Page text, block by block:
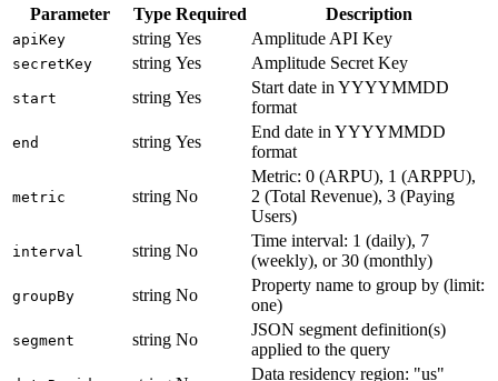
Parameter Type Required Description
apiKey string Yes Amplitude API Key
secretKey string Yes Amplitude Secret Key
start string Yes
Start date in YYYYMMDD
format
end string Yes
End date in YYYYMMDD
format
metric string No
Metric: 0 (ARPU), 1 (ARPPU),
2 (Total Revenue), 3 (Paying
Users)
interval string No
Time interval: 1 (daily), 7
(weekly), or 30 (monthly)
groupBy string No
Property name to group by (limit:
one)
segment string No
JSON segment definition(s)
applied to the query
Data residency region: "us"